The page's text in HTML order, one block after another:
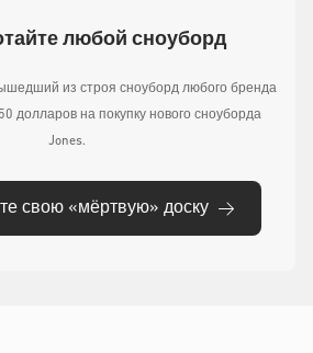
любой сноуборд
из строя сноуборд любого бренда
долларов на покупку нового сноуборда
Jones.
свою «мёртвую» доску